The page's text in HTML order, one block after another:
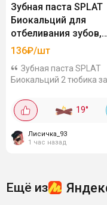
Зубная паста SPLAT
Биокальций для
отбеливания зубов,
2шт,100 мл
136₽/шт
Зубная паста SPLAT
Биокальций 2 тюбика за
штуку. Обычно от 200.
только сегодня, бери
биоактивный кальций из
яичной...
19°
Лисичка_93
1 час назад
Ещё из